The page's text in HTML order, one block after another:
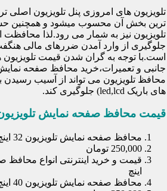
تلویزیون های امروزی پنل تلویزیون اصلی
ترین بخش آن محسوب میشود و همچنین
تلویزیون نیز به شمار می رود.لذا محافظت
جلوگیری از وارد آمدن ضررهای مالی
است.با توجه به گران شدن قیمت تلویزیون
جانبی و تعمیرات،خرید محافظ صفحه نمایش
محافظ تلویزیون می تواند از آسیب رسیدن
های باریک led,lcd) جلوگیری کند.
قیمت محافظ صفحه نمایش تلویزیون
محافظ صفحه نمایش تلویزیون 32 اینچ
250,000 تومان
اینچ
محافظ صفحه نمایش تلویزیون 40 اینچ